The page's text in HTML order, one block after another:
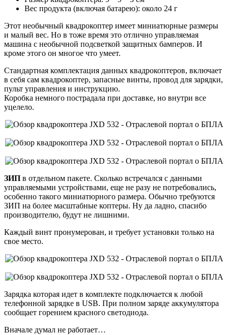
Вес продукта (включая батарею): около 24 г
Этот необычный квадрокоптер имеет миниатюрные размеры
и малый вес. Но в тоже время это отлично управляемая
машина с необычной подсветкой защитных бамперов. И
кроме этого он многое что умеет.
Стандартная комплектация данных квадрокоптеров, включает
в себя сам квадрокоптер, запасные винты, провод для зарядки,
пульт управления и инструкцию.
Коробка немного пострадала при доставке, но внутри все
уцелело.
ЗИП в отдельном пакете. Сколько встречался с данными
управляемыми устройствами, еще не разу не потребовались,
особенно такого миниатюрного размера. Обычно требуются
ЗИП на более масштабные коптеры. Ну да ладно, спасибо
производителю, будут не лишними.
Каждый винт пронумерован, и требует установки только на
свое место.
Зарядка которая идет в комплекте подключается к любой
телефонной зарядке в USB. При полном заряде аккумулятора
сообщает горением красного светодиода.
Вначале думал не работает…